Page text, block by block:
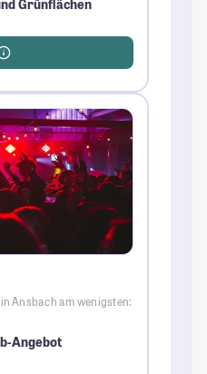
Grünflächen
Ansbach am wenigsten:
Angebot